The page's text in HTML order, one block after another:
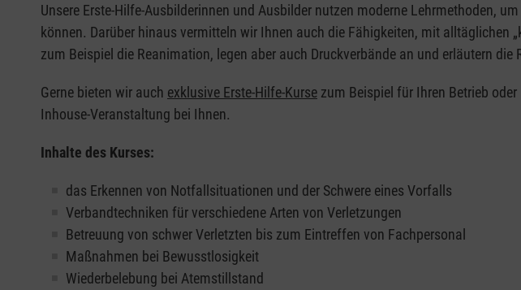
Unsere Erste-Hilfe-Ausbilderinnen und Ausbilder nutzen moderne Lehrmethoden,
können. Darüber hinaus vermitteln wir Ihnen auch die Fähigkeiten, mit alltäglichen
zum Beispiel die Reanimation, legen aber auch Druckverbände an und erläutern die
Gerne bieten wir auch exklusive Erste-Hilfe-Kurse zum Beispiel für Ihren Betrieb
Inhouse-Veranstaltung bei Ihnen.
Inhalte des Kurses:
das Erkennen von Notfallsituationen und der Schwere eines Vorfalls
Verbandtechniken für verschiedene Arten von Verletzungen
Betreuung von schwer Verletzten bis zum Eintreffen von Fachpersonal
Maßnahmen bei Bewusstlosigkeit
Wiederbelebung bei Atemstillstand